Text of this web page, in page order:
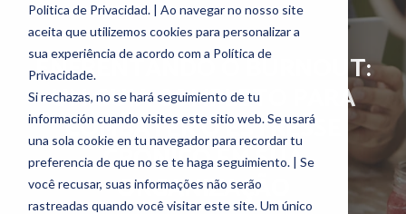
Politica de Privacidad. | Ao navegar no nosso site
aceita que utilizemos cookies para personalizar a
sua experiência de acordo com a Política de
Privacidade.
Si rechazas, no se hará seguimiento de tu
información cuando visites este sitio web. Se usará
una sola cookie en tu navegador para recordar tu
preferencia de que no se te haga seguimiento. | Se
você recusar, suas informações não serão
rastreadas quando você visitar este site. Um único
ENFRENTANDO O BURNOUT:
UM GUIA COMPLETO PARA
COMBATER O ESTRESSE
CRÔNICO EM SUA
ORGANIZAÇÃO